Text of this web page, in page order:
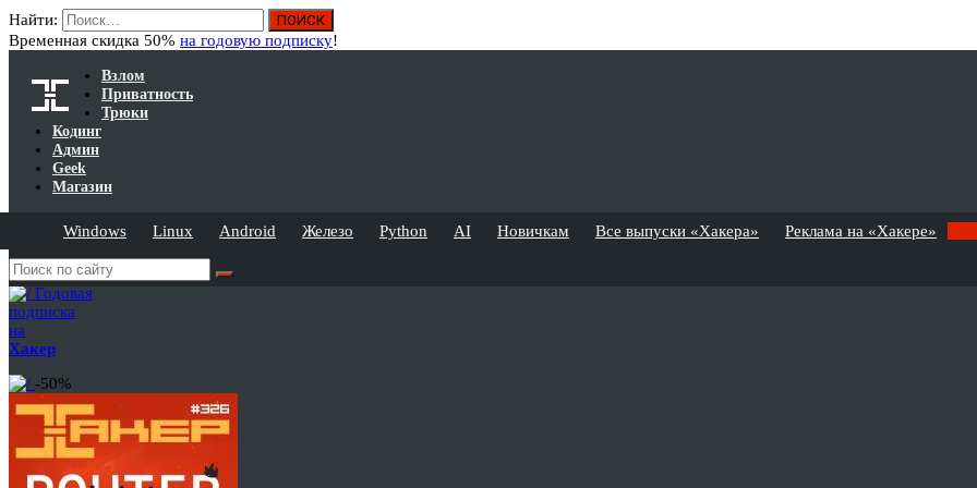
Найти:
Временная скидка 50% на годовую подписку!
Взлом
Приватность
Трюки
Кодинг
Админ
Geek
Магазин
Windows Linux Android Железо Python AI Новичкам Все выпуски «Хакера» Реклама на «Хакере»
Годовая
подписка
на
Хакер
-50%